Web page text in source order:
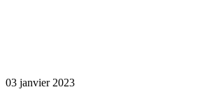
03 janvier 2023